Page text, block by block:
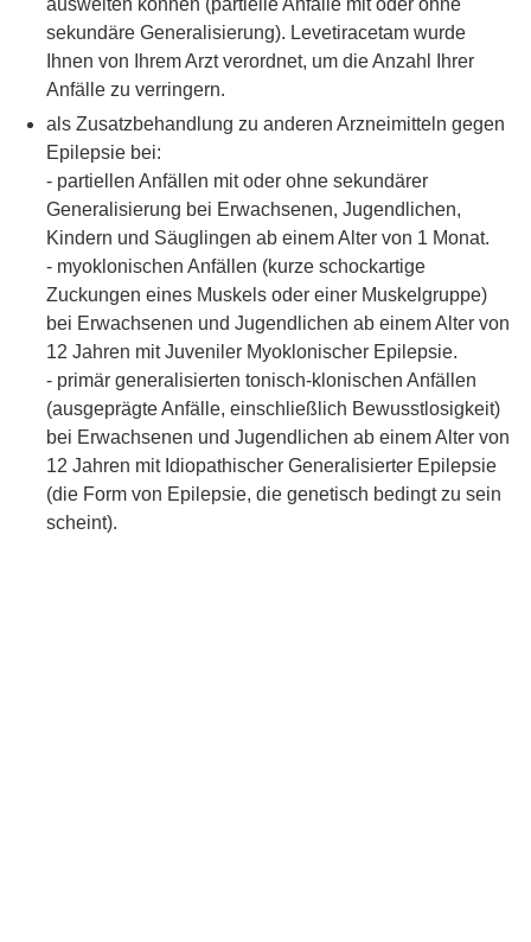
ausweiten können (partielle Anfälle mit oder ohne
sekundäre Generalisierung). Levetiracetam wurde
Ihnen von Ihrem Arzt verordnet, um die Anzahl Ihrer
Anfälle zu verringern.
als Zusatzbehandlung zu anderen Arzneimitteln gegen
Epilepsie bei:
- partiellen Anfällen mit oder ohne sekundärer
Generalisierung bei Erwachsenen, Jugendlichen,
Kindern und Säuglingen ab einem Alter von 1 Monat.
- myoklonischen Anfällen (kurze schockartige
Zuckungen eines Muskels oder einer Muskelgruppe)
bei Erwachsenen und Jugendlichen ab einem Alter von
12 Jahren mit Juveniler Myoklonischer Epilepsie.
- primär generalisierten tonisch-klonischen Anfällen
(ausgeprägte Anfälle, einschließlich Bewusstlosigkeit)
bei Erwachsenen und Jugendlichen ab einem Alter von
12 Jahren mit Idiopathischer Generalisierter Epilepsie
(die Form von Epilepsie, die genetisch bedingt zu sein
scheint).